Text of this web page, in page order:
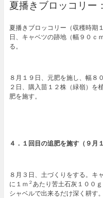
夏播きブロッコリー
夏播きブロッコリー（収穫時期
日、キャベツの跡地（幅９０ｃ
る。
８月１９日、元肥を施し、幅８
２日、購入苗１２株（緑嶺）を
肥を施す。
４．１回目の追肥を施す（９月
８月３日、土づくりをする。キ
に１ｍ ２あたり苦土石灰１００
シャベルで出来るだけ深く耕す。